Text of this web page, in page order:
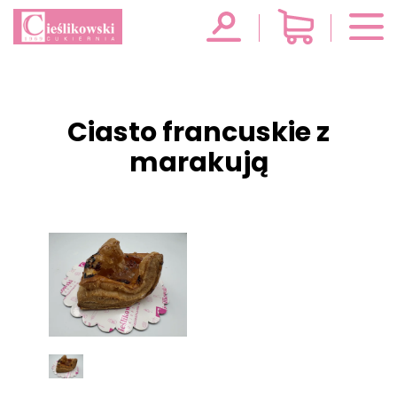
Ciasto francuskie z
marakują